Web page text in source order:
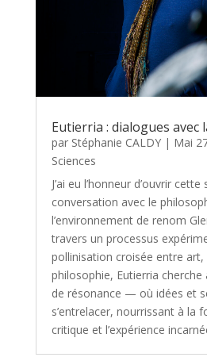
Eutierria : dialogues avec
par Stéphanie CALDY| Mai
Sciences
J’ai eu l’honneur d’ouvrir
conversation avec le
l’environnement de renom
travers un processus
pollinisation croisée entre art,
philosophie, Eutierria cherche
de résonance — où idées et
s’entrelacer, nourrissant à la
critique et l’expérience